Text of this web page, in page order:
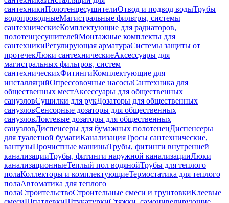
сантехникиПолотенцесушителиОтвод и подвод водыТрубы
водопроводныеМагистральные фильтры, системы
сантехническиеКомплектующие для радиаторов,
полотенцесушителейМонтажные комплекты для
сантехникиРегулирующая арматураСистемы защиты от
протечекЛюки сантехническиеАксессуары для
магистральных фильтров, систем
сантехническихФитингиКомплектующие для
инсталляцийОпрессовочные насосыСантехника для
общественных местАксессуары для общественных
санузловСушилки для рукДозаторы для общественных
санузловСенсорные дозаторы для общественных
санузловЛоктевые дозаторы для общественных
санузловДиспенсеры для бумажных полотенецДиспенсеры
для туалетной бумагиКанализацияТросы сантехнические,
вантузыПрочистные машиныТрубы, фитинги внутренней
канализацииТрубы, фитинги наружной канализацииЛюки
канализационныеТеплый пол водянойТрубы для теплого
полаКоллекторы и комплектующиеТермостатика для теплого
полаАвтоматика для теплого
полаСтроительствоСтроительные смеси и грунтовкиКлеевые